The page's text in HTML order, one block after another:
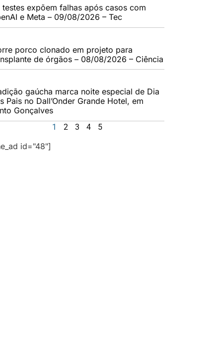
testes expõem falhas após casos com
e Meta – 09/08/2026 – Tec
porco clonado em projeto para
de órgãos – 08/08/2026 – Ciência
gaúcha marca noite especial de Dia
Pais no Dall’Onder Grande Hotel, em
Gonçalves
1 2 3 4 5
id="48"]